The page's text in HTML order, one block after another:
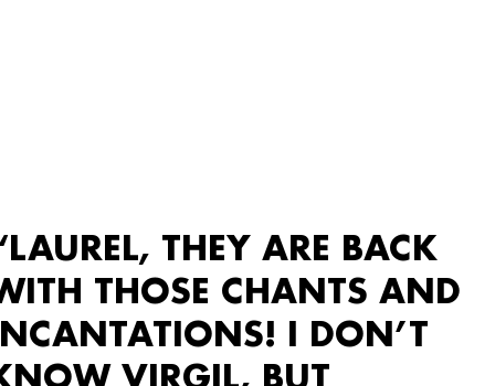
THEY ARE BACK
THOSE CHANTS AND
I DON’T
VIRGIL, BUT